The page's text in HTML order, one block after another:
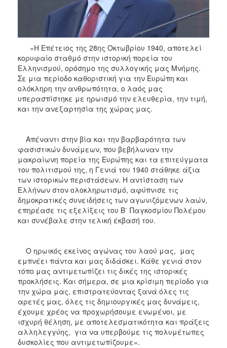
«Η Επέτειος της 28ης Οκτωβρίου 1940, αποτελεί
κορυφαίο σταθμό στην ιστορική πορεία του
Ελληνισμού, ορόσημο της συλλογικής μας Μνήμης.
Σε μια περίοδο καθοριστική για την Ευρώπη και
ολόκληρη την ανθρωπότητα, ο λαός μας
υπερασπίστηκε με ηρωισμό την ελευθερία, την τιμή,
και την ανεξαρτησία της χώρας μας.
Απέναντι στην βία και την βαρβαρότητα των
φασιστικών δυνάμεων, που βεβήλωναν την
μακραίωνη πορεία της Ευρώπης και τα επιτεύγματα
του πολιτισμού της, η Γενιά του 1940 στάθηκε άξια
των ιστορικών περιστάσεων. Η αντίσταση των
Ελλήνων στον ολοκληρωτισμό, αφύπνισε τις
δημοκρατικές συνειδήσεις των αγωνιζόμενων λαών,
επηρέασε τις εξελίξεις του Β΄ Παγκοσμίου Πολέμου
και συνέβαλε στην τελική έκβασή του.
Ο ηρωικός εκείνος αγώνας του λαού μας, μας
εμπνέει πάντα και μας διδάσκει. Κάθε γενιά στον
τόπο μας αντιμετωπίζει τις δικές της ιστορικές
προκλήσεις. Και σήμερα, σε μια κρίσιμη περίοδο για
την χώρα μας, επιστρατεύοντας ξανά όλες τις
αρετές μας, όλες τις δημιουργικές μας δυνάμεις,
έχουμε χρέος να προχωρήσουμε ενωμένοι, με
ισχυρή θέληση, με αποτελεσματικότητα και πράξεις
αλληλεγγύης, για να υπερβούμε τις πολυμέτωπες
δυσκολίες που αντιμετωπίζουμε».